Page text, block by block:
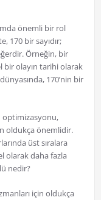
önemli bir rol
170 bir sayıdır;
Örneğin, bir
bir olayın tarihi olarak
170’nin bir
optimizasyonu,
oldukça önemlidir.
üst sıralara
olarak daha fazla
nedir?
için oldukça